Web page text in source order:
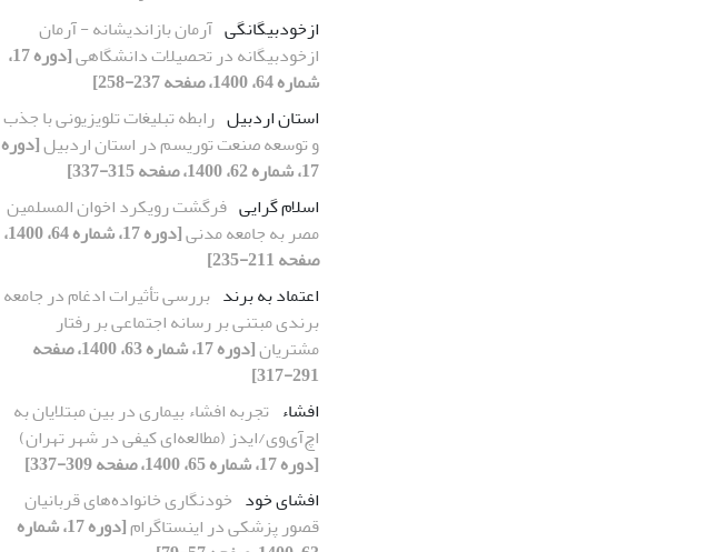
ازخودبیگانگی آرمان بازاندیشانه - آرمان
ازخودبیگانه در تحصیلات دانشگاهی
[دوره 17،
شماره 64، 1400، صفحه 237-258]
استان اردبیل رابطه تبلیغات تلویزیونی با جذب
و توسعه صنعت توریسم در استان اردبیل[دوره
17، شماره 62، 1400، صفحه 315-337]
اسلام گرایی فرگشت رویکرد اخوان المسلمین
مصر به جامعه مدنی
[دوره 17، شماره 64، 1400،
صفحه 211-235]
اعتماد به برند بررسی تأثیرات ادغام در جامعه
برندی مبتنی بر رسانه‌ اجتماعی بر رفتار
مشتریان
[دوره 17، شماره 63، 1400، صفحه
291-317]
افشاء تجربه افشاء بیماری در بین مبتلایان به
اچ‌آی‌وی/ایدز (مطالعه‌ای کیفی در شهر تهران)
[دوره 17، شماره 65، 1400، صفحه 309-337]
افشای خود خودنگاری خانواده‌های قربانیان
قصور پزشکی در اینستاگرام
[دوره 17، شماره